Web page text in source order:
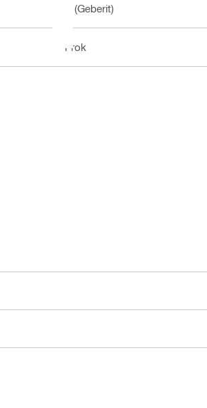
M (Geberit)
1 rok